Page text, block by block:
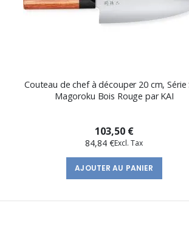
Couteau de chef à découper 20 cm, Série
Magoroku Bois Rouge par KAI
103,50 €
84,84 €
AJOUTER AU PANIER